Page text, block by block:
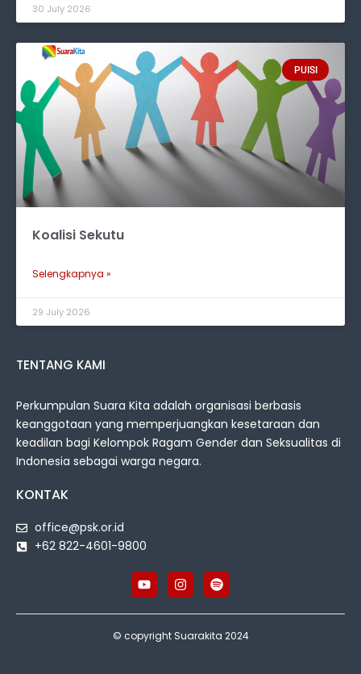
30 July 2026
PUISI
Koalisi Sekutu
Selengkapnya »
29 July 2026
TENTANG KAMI
Perkumpulan Suara Kita adalah organisasi berbasis
keanggotaan yang memperjuangkan kesetaraan dan
keadilan bagi Kelompok Ragam Gender dan Seksualitas di
Indonesia sebagai warga negara.
KONTAK
office@psk.or.id
+62 822-4601-9800
© copyright Suarakita 2024